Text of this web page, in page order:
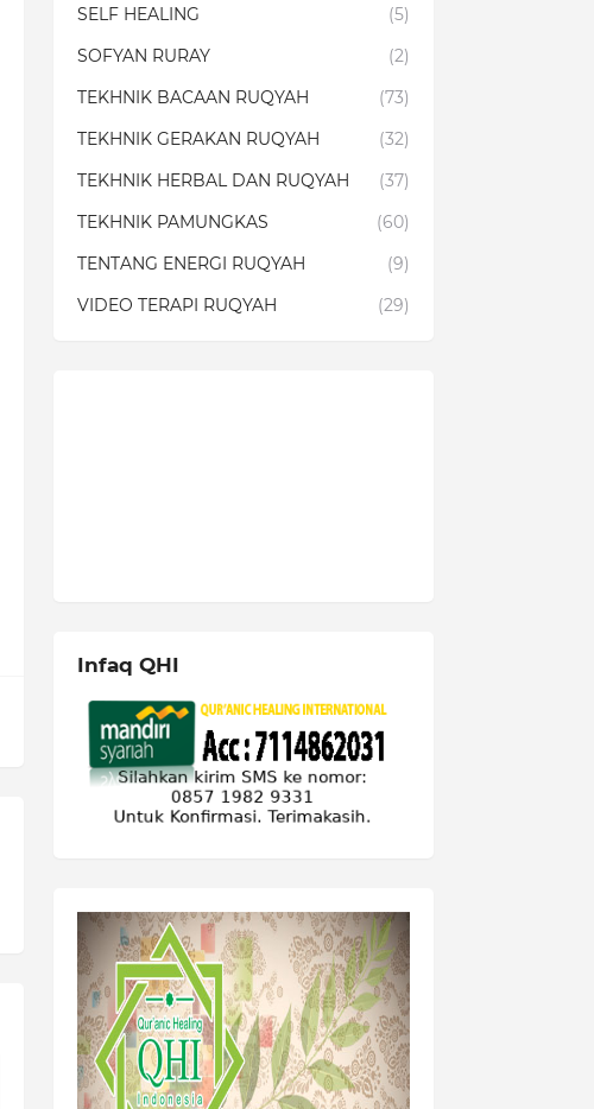
SELF HEALING
(5)
SOFYAN RURAY
(2)
TEKHNIK BACAAN RUQYAH
(73)
TEKHNIK GERAKAN RUQYAH
(32)
TEKHNIK HERBAL DAN RUQYAH
(37)
TEKHNIK PAMUNGKAS
(60)
TENTANG ENERGI RUQYAH
(9)
VIDEO TERAPI RUQYAH
(29)
Infaq QHI